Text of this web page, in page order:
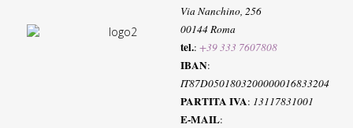
Via Nanchino, 256
00144 Roma
tel.:+39 333 7607808
IBAN:
IT87D0501803200000016833204
PARTITA IVA: 13117831001
E-MAIL: